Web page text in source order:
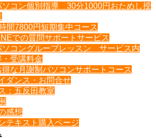
ソコン個別指導 30分1000円おためし授
間7800円短期集中コース
での質問サポートサービス
ソコングループレッスン サービス内
・受講料金
得な月謝制パソコンサポートコース
ダンス・お問合せ
：五反田教室
感想
テキスト購入ページ